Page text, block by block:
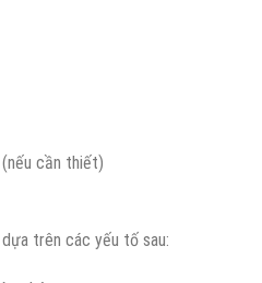
(nếu cần thiết)
trên các yếu tố sau: